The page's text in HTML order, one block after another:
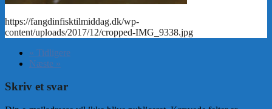
« Tidligere
Næste »
Skriv et svar